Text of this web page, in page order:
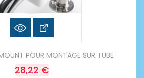
POUR MONTAGE SUR TUBE
28,22 €